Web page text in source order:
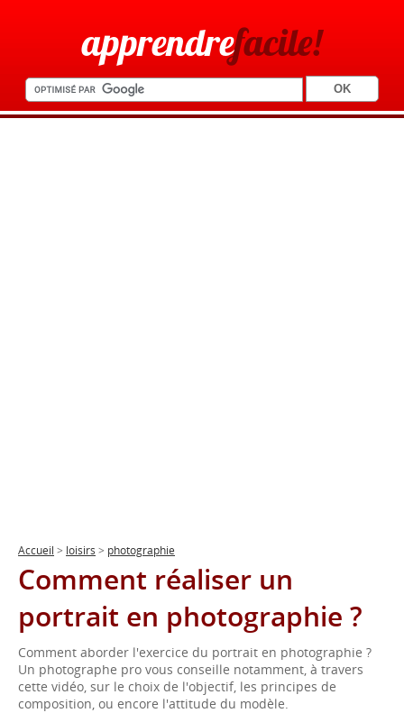
apprendrefacile!
Accueil > loisirs > photographie
Comment réaliser un
portrait en photographie ?
Comment aborder l'exercice du portrait en photographie ?
Un photographe pro vous conseille notamment, à travers
cette vidéo, sur le choix de l'objectif, les principes de
composition, ou encore l'attitude du modèle.